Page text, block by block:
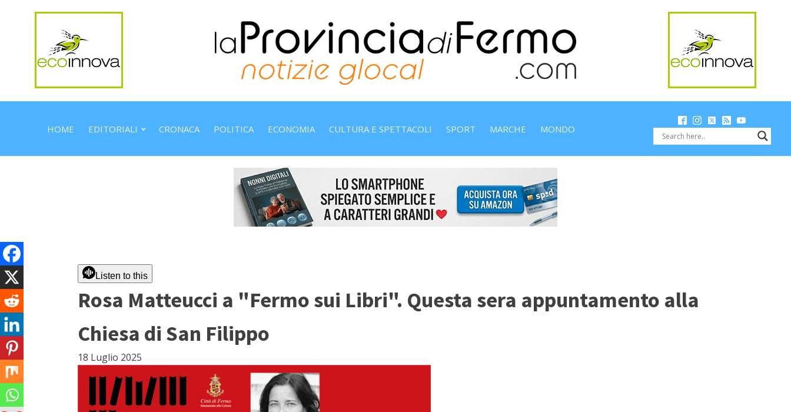
HOME EDITORIALI CRONACA POLITICA ECONOMIA CULTURA E SPETTACOLI SPORT MARCHE MONDO
Listen to this
Rosa Matteucci a "Fermo sui Libri". Questa sera appuntamento alla
Chiesa di San Filippo
18 Luglio 2025